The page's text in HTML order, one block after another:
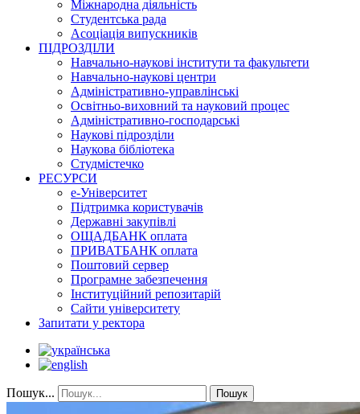
Міжнародна діяльність
Студентська рада
Асоціація випускників
ПІДРОЗДІЛИ
Навчально-наукові інститути та факультети
Навчально-наукові центри
Адміністративно-управлінські
Освітньо-виховний та науковий процес
Адміністративно-господарські
Наукові підрозділи
Наукова бібліотека
Студмістечко
РЕСУРСИ
е-Університет
Підтримка користувачів
Державні закупівлі
ОЩАДБАНК оплата
ПРИВАТБАНК оплата
Поштовий сервер
Програмне забезпечення
Інституційний репозитарій
Сайти університету
Запитати у ректора
Пошук... Пошук